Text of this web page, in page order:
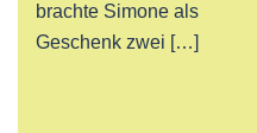
brachte Simone als
Geschenk zwei […]